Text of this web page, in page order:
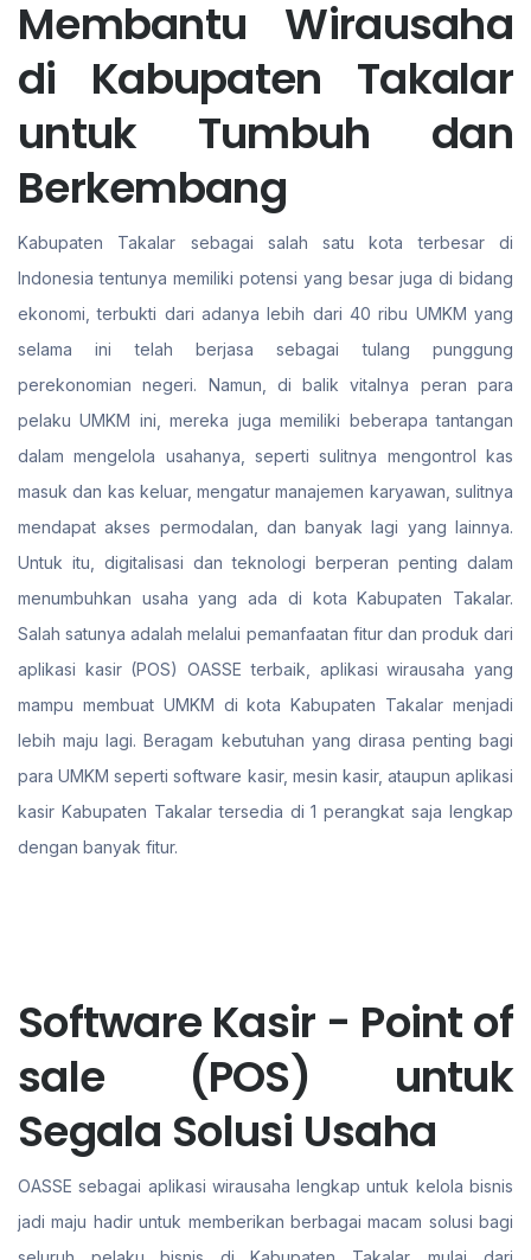
Membantu Wirausaha
di Kabupaten Takalar
untuk Tumbuh dan
Berkembang
Kabupaten Takalar sebagai salah satu kota terbesar di
Indonesia tentunya memiliki potensi yang besar juga di bidang
ekonomi, terbukti dari adanya lebih dari 40 ribu UMKM yang
selama ini telah berjasa sebagai tulang punggung
perekonomian negeri. Namun, di balik vitalnya peran para
pelaku UMKM ini, mereka juga memiliki beberapa tantangan
dalam mengelola usahanya, seperti sulitnya mengontrol kas
masuk dan kas keluar, mengatur manajemen karyawan, sulitnya
mendapat akses permodalan, dan banyak lagi yang lainnya.
Untuk itu, digitalisasi dan teknologi berperan penting dalam
menumbuhkan usaha yang ada di kota Kabupaten Takalar.
Salah satunya adalah melalui pemanfaatan fitur dan produk dari
aplikasi kasir (POS) OASSE terbaik, aplikasi wirausaha yang
mampu membuat UMKM di kota Kabupaten Takalar menjadi
lebih maju lagi. Beragam kebutuhan yang dirasa penting bagi
para UMKM seperti software kasir, mesin kasir, ataupun aplikasi
kasir Kabupaten Takalar tersedia di 1 perangkat saja lengkap
dengan banyak fitur.
Software Kasir - Point of
sale (POS) untuk
Segala Solusi Usaha
OASSE sebagai aplikasi wirausaha lengkap untuk kelola bisnis
jadi maju hadir untuk memberikan berbagai macam solusi bagi